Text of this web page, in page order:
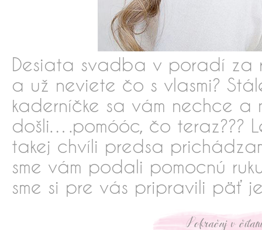
Desiata svadba v poradí za
a už neviete čo s vlasmi?
kaderníčke sa vám nechce
došli….pomóóc, čo teraz???
takej chvíli predsa
sme vám podali pomocnú
sme si pre vás pripravili päť